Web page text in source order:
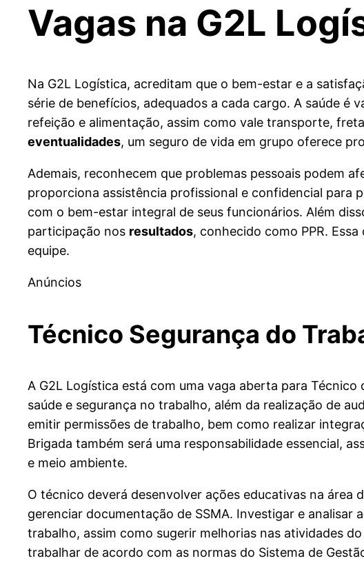
Vagas na G2L
Na G2L Logística, acreditam que o bem-estar e a
série de benefícios, adequados a cada cargo. A saúde é
refeição e alimentação, assim como vale transporte,
eventualidades, um seguro de vida em grupo oferece
Ademais, reconhecem que problemas pessoais podem
proporciona assistência profissional e confidencial para
com o bem-estar integral de seus funcionários. Além
participação nos resultados, conhecido como PPR.
equipe.
Anúncios
Técnico Segurança do
A G2L Logística está com uma vaga aberta para
saúde e segurança no trabalho, além da realização de
emitir permissões de trabalho, bem como realizar
Brigada também será uma responsabilidade essencial,
e meio ambiente.
O técnico deverá desenvolver ações educativas na área
gerenciar documentação de SSMA. Investigar e
trabalho, assim como sugerir melhorias nas atividades
trabalhar de acordo com as normas do Sistema de